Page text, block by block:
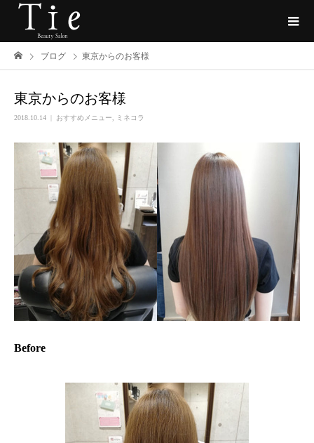
ブログ 東京からのお客様
東京からのお客様
2018.10.14 おすすめメニュー ミネコラ
Before